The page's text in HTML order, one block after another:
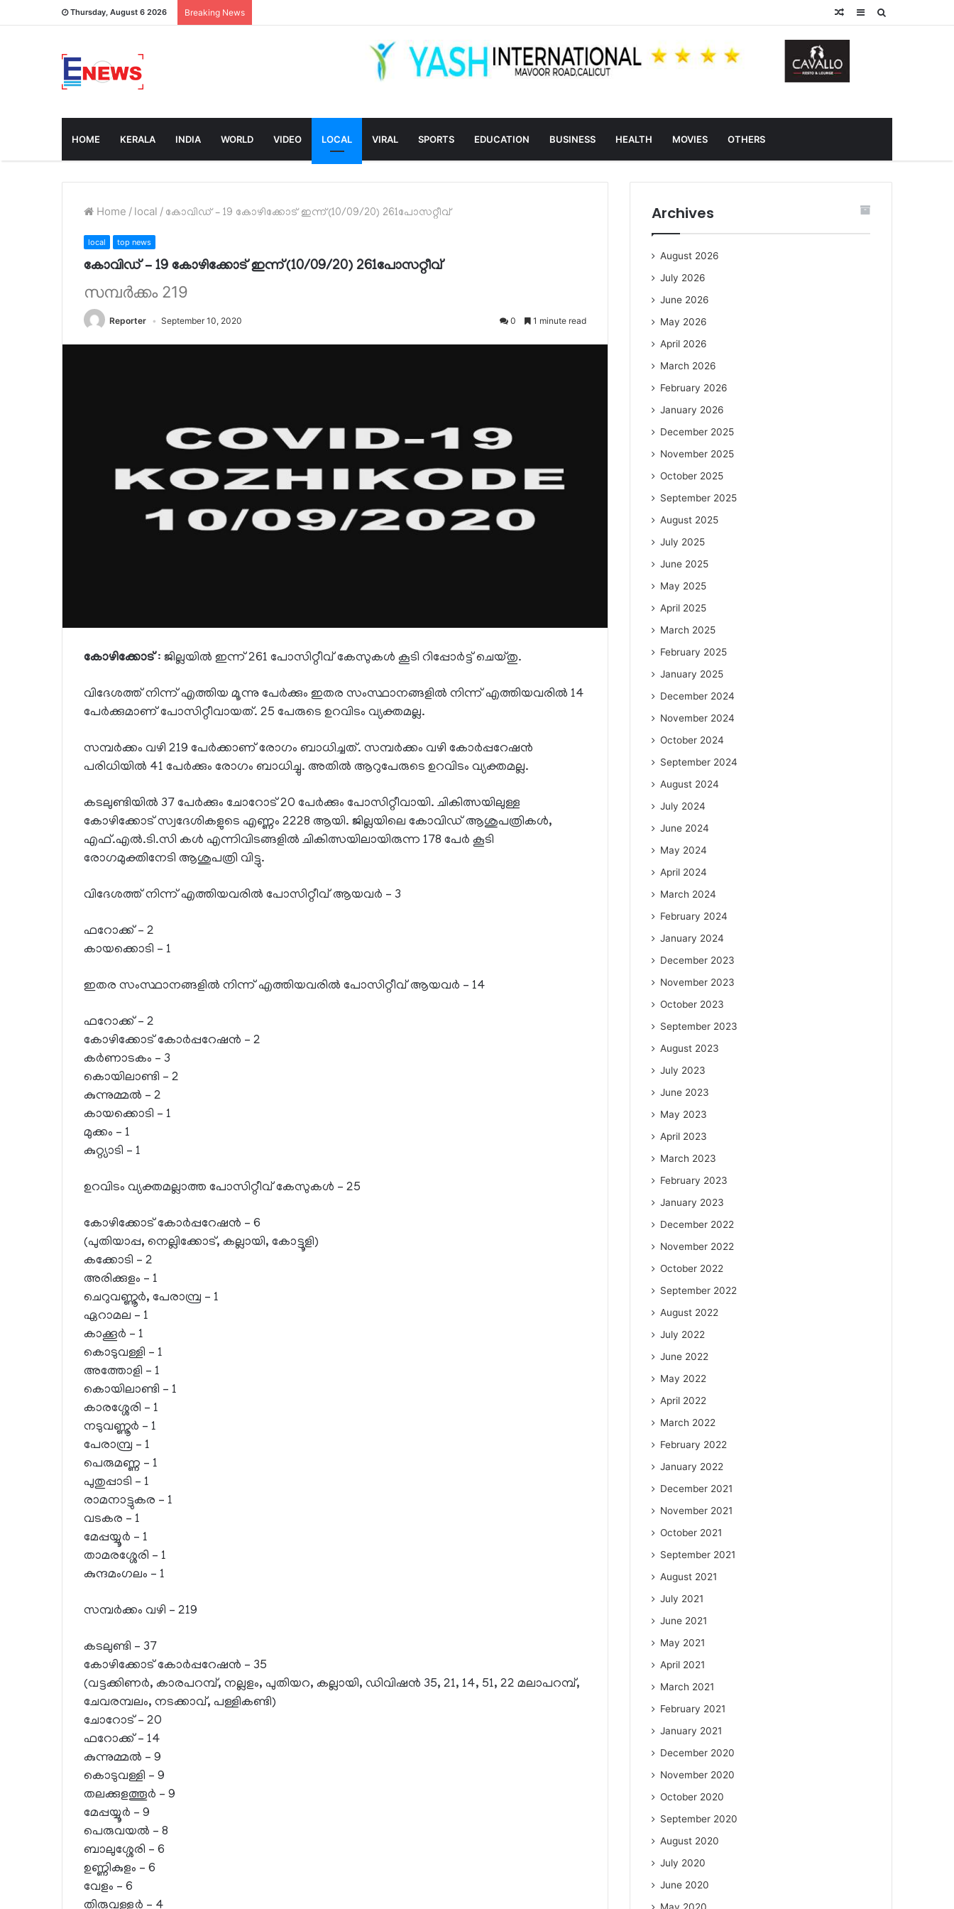
Thursday, August 6 2026 Breaking News Sidebar
Random
HOME KERALA INDIA WORLD VIDEO LOCAL VIRAL SPORTS EDUCATION BUSINESS HEALTH MOVIES OTHERS
Home / local / കോവിഡ് – 19 കോഴിക്കോട് ഇന്ന്(10/09/20) 261പോസറ്റീവ്
local top news
കോവിഡ് – 19 കോഴിക്കോട് ഇന്ന്(10/09/20) 261പോസറ്റീവ്
സമ്പർക്കം 219
Reporter September 10, 2020 0 1 minute read
കോഴിക്കോട്: ജില്ലയില്‍ ഇന്ന് 261 പോസിറ്റീവ് കേസുകള്‍ കൂടി റിപ്പോര്‍ട്ട് ചെയ്തു.
വിദേശത്ത് നിന്ന് എത്തിയ മൂന്നു പേർക്കും ഇതര സംസ്ഥാനങ്ങളില്‍ നിന്ന് എത്തിയവരില്‍ 14
പേര്‍ക്കുമാണ് പോസിറ്റീവായത്. 25 പേരുടെ ഉറവിടം വ്യക്തമല്ല.
സമ്പര്‍ക്കം വഴി 219 പേര്‍ക്കാണ് രോഗം ബാധിച്ചത്. സമ്പര്‍ക്കം വഴി കോര്‍പ്പറേഷന്‍
പരിധിയില്‍ 41 പേര്‍ക്കും രോഗം ബാധിച്ചു. അതില്‍ ആറുപേരുടെ ഉറവിടം വ്യക്തമല്ല.
കടലുണ്ടിയില്‍ 37 പേര്‍ക്കും ചോറോട് 20 പേർക്കും പോസിറ്റീവായി. ചികിത്സയിലുള്ള
കോഴിക്കോട് സ്വദേശികളുടെ എണ്ണം 2228 ആയി. ജില്ലയിലെ കോവിഡ് ആശുപത്രികള്‍,
എഫ്.എല്‍.ടി.സി കള്‍ എന്നിവിടങ്ങളില്‍ ചികിത്സയിലായിരുന്ന 178 പേര്‍ കൂടി
രോഗമുക്തിനേടി ആശുപത്രി വിട്ടു.
വിദേശത്ത് നിന്ന് എത്തിയവരില്‍ പോസിറ്റീവ് ആയവര്‍ – 3
ഫറോക്ക് – 2
കായക്കൊടി – 1
ഇതര സംസ്ഥാനങ്ങളില്‍ നിന്ന് എത്തിയവരില്‍ പോസിറ്റീവ് ആയവര്‍ – 14
ഫറോക്ക് – 2
കോഴിക്കോട് കോര്‍പ്പറേഷന്‍ – 2
കര്‍ണാടകം – 3
കൊയിലാണ്ടി – 2
കുന്നുമ്മല്‍ – 2
കായക്കൊടി – 1
മുക്കം – 1
കുറ്റ്യാടി – 1
ഉറവിടം വ്യക്തമല്ലാത്ത പോസിറ്റീവ് കേസുകള്‍ – 25
കോഴിക്കോട് കോര്‍പ്പറേഷന്‍ – 6
(പുതിയാപ്പ, നെല്ലിക്കോട്, കല്ലായി, കോട്ടൂളി)
കക്കോടി – 2
അരിക്കുളം – 1
ചെറുവണ്ണൂര്‍, പേരാമ്പ്ര – 1
ഏറാമല – 1
കാക്കൂര്‍ – 1
കൊടുവള്ളി – 1
അത്തോളി – 1
കൊയിലാണ്ടി – 1
കാരശ്ശേരി – 1
നടുവണ്ണൂര്‍ – 1
പേരാമ്പ്ര – 1
പെരുമണ്ണ – 1
പുതുപ്പാടി – 1
രാമനാട്ടുകര – 1
വടകര – 1
മേപ്പയ്യൂര്‍ – 1
താമരശ്ശേരി – 1
കുന്ദമംഗലം – 1
സമ്പര്‍ക്കം വഴി – 219
കടലുണ്ടി – 37
കോഴിക്കോട് കോര്‍പ്പറേഷന്‍ – 35
(വട്ടക്കിണര്‍, കാരപറമ്പ്, നല്ലളം, പുതിയറ, കല്ലായി, ഡിവിഷന്‍ 35, 21, 14, 51, 22 മലാപറമ്പ്,
ചേവരമ്പലം, നടക്കാവ്, പള്ളികണ്ടി)
ചോറോട് – 20
ഫറോക്ക് – 14
കുന്നുമ്മല്‍ – 9
കൊടുവള്ളി – 9
തലക്കുളത്തൂര്‍ – 9
മേപ്പയ്യൂര്‍ – 9
പെരുവയല്‍ – 8
ബാലുശ്ശേരി – 6
ഉണ്ണികുളം – 6
വേളം – 6
തിരുവള്ളൂര്‍ – 4
Archives
August 2026
July 2026
June 2026
May 2026
April 2026
March 2026
February 2026
January 2026
December 2025
November 2025
October 2025
September 2025
August 2025
July 2025
June 2025
May 2025
April 2025
March 2025
February 2025
January 2025
December 2024
November 2024
October 2024
September 2024
August 2024
July 2024
June 2024
May 2024
April 2024
March 2024
February 2024
January 2024
December 2023
November 2023
October 2023
September 2023
August 2023
July 2023
June 2023
May 2023
April 2023
March 2023
February 2023
January 2023
December 2022
November 2022
October 2022
September 2022
August 2022
July 2022
June 2022
May 2022
April 2022
March 2022
February 2022
January 2022
December 2021
November 2021
October 2021
September 2021
August 2021
July 2021
June 2021
May 2021
April 2021
March 2021
February 2021
January 2021
December 2020
November 2020
October 2020
September 2020
August 2020
July 2020
June 2020